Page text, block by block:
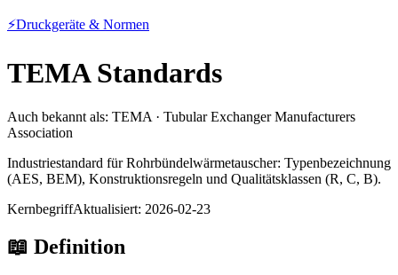
⚡Druckgeräte & Normen
TEMA Standards
Auch bekannt als: TEMA · Tubular Exchanger Manufacturers
Association
Industriestandard für Rohrbündelwärmetauscher: Typenbezeichnung
(AES, BEM), Konstruktionsregeln und Qualitätsklassen (R, C, B).
KernbegriffAktualisiert: 2026-02-23
📖 Definition